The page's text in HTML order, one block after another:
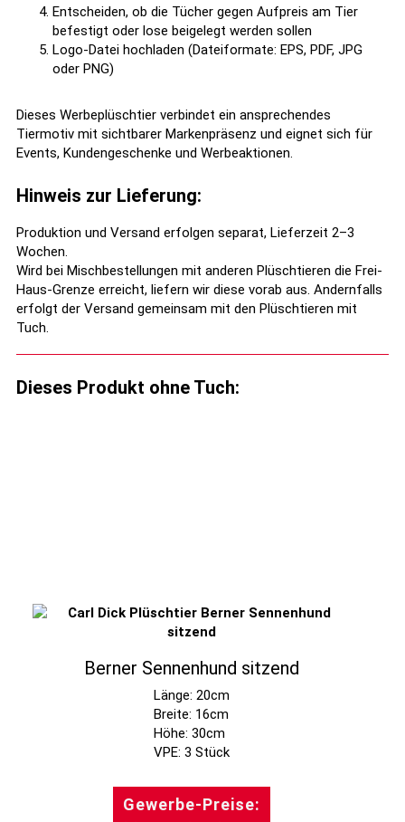
Entscheiden, ob die Tücher gegen Aufpreis am Tier
befestigt oder lose beigelegt werden sollen
Logo-Datei hochladen (Dateiformate: EPS, PDF, JPG
oder PNG)
Dieses Werbeplüschtier verbindet ein ansprechendes
Tiermotiv mit sichtbarer Markenpräsenz und eignet sich für
Events, Kundengeschenke und Werbeaktionen.
Hinweis zur Lieferung:
Produktion und Versand erfolgen separat, Lieferzeit 2–3
Wochen.
Wird bei Mischbestellungen mit anderen Plüschtieren die Frei-
Haus-Grenze erreicht, liefern wir diese vorab aus. Andernfalls
erfolgt der Versand gemeinsam mit den Plüschtieren mit
Tuch.
Dieses Produkt ohne Tuch:
Berner Sennenhund sitzend
Länge: 20cm
Breite: 16cm
Höhe: 30cm
Gewerbe-Preise: